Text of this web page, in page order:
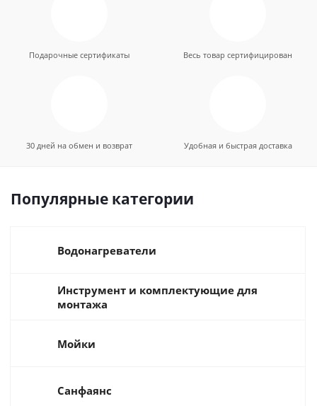
Подарочные сертификаты Весь товар сертифицирован
30 дней на обмен и возврат Удобная и быстрая доставка
Популярные категории
Водонагреватели
Инструмент и комплектующие для
монтажа
Мойки
Санфаянс